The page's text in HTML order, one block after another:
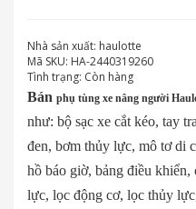
Nhà sản xuất: haulotte
Mã SKU: HA-2440319260
Tình trạng: Còn hàng
Bán phụ tùng xe nâng người
như: bộ sạc xe cắt kéo, tay
đen, bơm thủy lực, mô tơ di
hồ báo giờ, bảng điều
lực, lọc động cơ, lọc thủy